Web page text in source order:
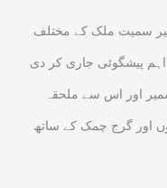
سمیت ملک کے مختلف
پیشگوئی جاری کر دی
اور اس سے ملحقہ
اور گرج چمک کے ساتھ